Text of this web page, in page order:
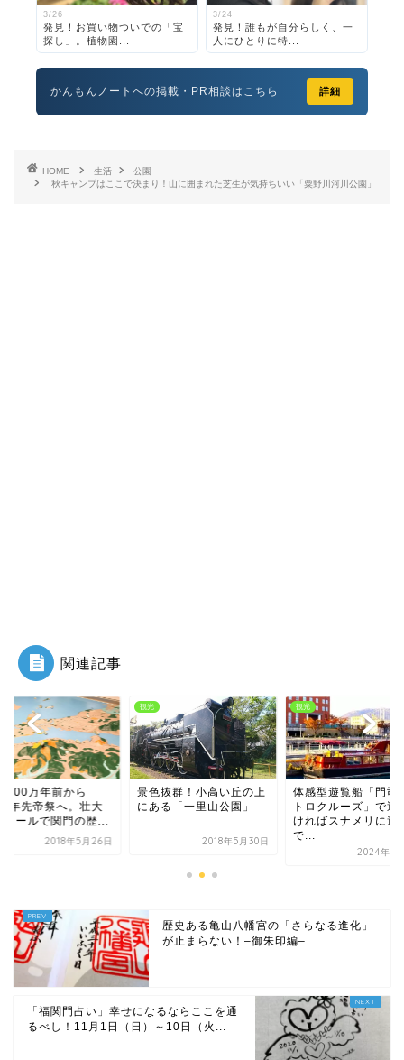
3/26
発見！お買い物ついでの「宝
探し」。植物園...
3/24
発見！誰もが自分らしく、一
人にひとりに特...
かんもんノートへの掲載・PR相談はこちら 詳細
HOME 生活
公園
秋キャンプはここで決まり！山に囲まれた芝生が気持ちいい「粟野川河川公園」
関連記事
壮大
歴...
景色抜群！小高い丘の上
にある「一里山公園」
観光
体感型遊覧船「門司港レ
トロクルーズ」で運がよ
ければスナメリに遭遇
で...
観光
1億
なス
歴史ある亀山八幡宮の「さらなる進化」
が止まらない！–御朱印編–
「福関門占い」幸せになるならここを通
るべし！11月1日（日）～10日（火...